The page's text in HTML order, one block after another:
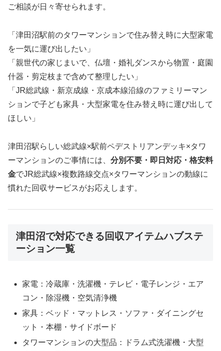
ご相談が日々寄せられます。
「津田沼駅前のタワーマンションで住み替え時に大型家電
を一気に運び出したい」
「親世代の家じまいで、仏壇・婚礼ダンスから物置・庭園
什器・剪定枝まで含めて整理したい」
「JR総武線・新京成線・京成本線沿線のファミリーマン
ションで子ども家具・大型家電を住み替え時に運び出して
ほしい」
津田沼駅らしい総武線×駅前ペデストリアンデッキ×タワ
ーマンションのご事情には、 分別不要・即日対応・格安料
金でJR総武線×複数路線交点×タワーマンションの動線に
慣れた回収サービスがお応えします。
津田沼で対応できる回収アイテムハブステ
ーション一覧
家電：冷蔵庫・洗濯機・テレビ・電子レンジ・エア
コン・除湿機・空気清浄機
家具：ベッド・マットレス・ソファ・ダイニングセ
ット・本棚・サイドボード
タワーマンションの大型品：ドラム式洗濯機・大型